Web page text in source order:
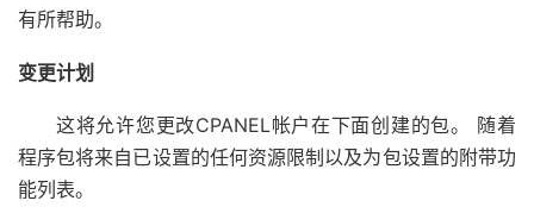
有所帮助。
变更计划
这将允许您更改CPANEL帐户在下面创建的包。 随着
程序包将来自已设置的任何资源限制以及为包设置的附带功
能列表。